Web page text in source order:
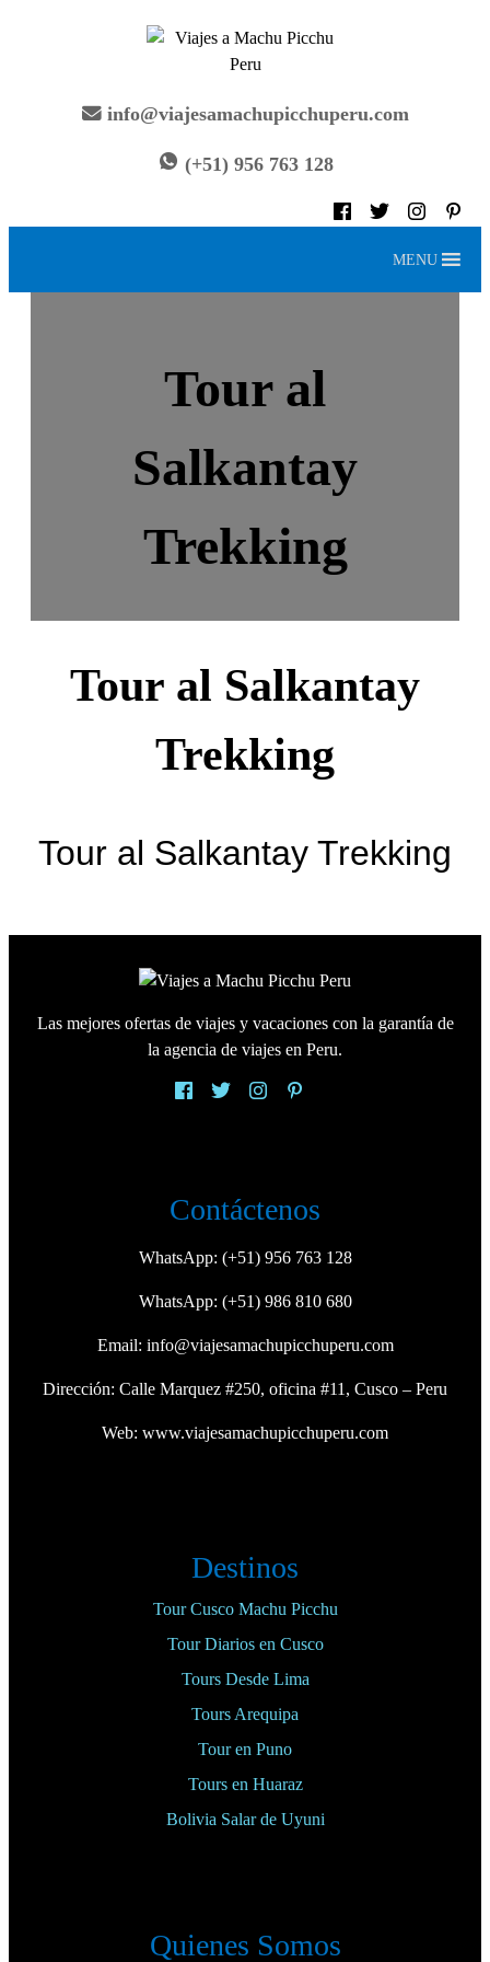
info@viajesamachupicchuperu.com
(+51) 956 763 128
MENU
Tour al
Salkantay
Trekking
Tour al Salkantay
Trekking
Tour al Salkantay Trekking
Las mejores ofertas de viajes y vacaciones con la garantía de
la agencia de viajes en Peru.
Contáctenos
WhatsApp: (+51) 956 763 128
WhatsApp: (+51) 986 810 680
Email: info@viajesamachupicchuperu.com
Dirección: Calle Marquez #250, oficina #11, Cusco – Peru
Web: www.viajesamachupicchuperu.com
Destinos
Tour Cusco Machu Picchu
Tour Diarios en Cusco
Tours Desde Lima
Tours Arequipa
Tour en Puno
Tours en Huaraz
Bolivia Salar de Uyuni
Quienes Somos